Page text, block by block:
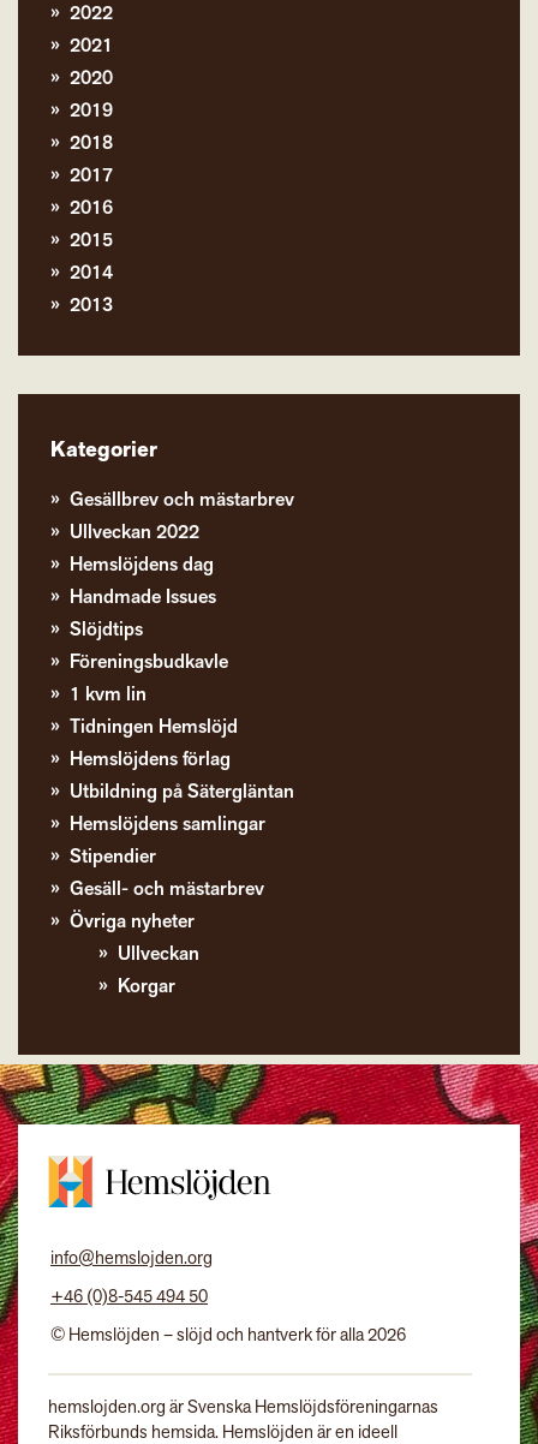
2022
2021
2020
2019
2018
2017
2016
2015
2014
2013
Kategorier
Gesällbrev och mästarbrev
Ullveckan 2022
Hemslöjdens dag
Handmade Issues
Slöjdtips
Föreningsbudkavle
1 kvm lin
Tidningen Hemslöjd
Hemslöjdens förlag
Utbildning på Sätergläntan
Hemslöjdens samlingar
Stipendier
Gesäll- och mästarbrev
Övriga nyheter
Ullveckan
Korgar
info@hemslojden.org
+46 (0)8-545 494 50
© Hemslöjden – slöjd och hantverk för alla 2026
hemslojden.org är Svenska Hemslöjdsföreningarnas
Riksförbunds hemsida. Hemslöjden är en ideell